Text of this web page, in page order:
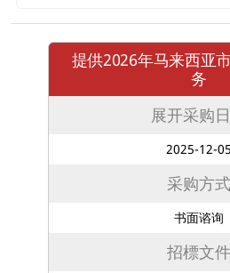
提供2026年马来西亚
务
展开采购
2025-12-05
采购方式
书面谘询
招標文件